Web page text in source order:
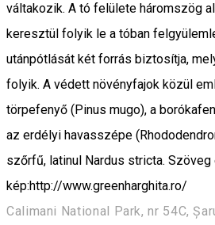
váltakozik. A tó felülete háromszög
keresztül folyik le a tóban
utánpótlását két forrás biztosítja,
folyik. A védett növényfajok közül
törpefenyő (Pinus mugo), a
az erdélyi havasszépe
szőrfű, latinul Nardus stricta. Szöveg
kép:http://www.greenharghita.ro/